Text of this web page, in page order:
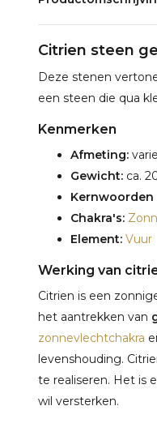
Citrien steen
Deze stenen
een steen die qua
Kenmerken
Afmeting:
Gewicht: ca.
Kernwoorden
Chakra's:
Element: Vuur
Werking van
Citrien is een
het aantrekken van
zonnevlechtchakra
levenshouding.
te realiseren. Het is
wil versterken.